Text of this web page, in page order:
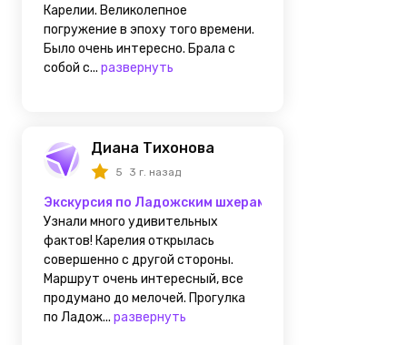
Карелии. Великолепное
погружение в эпоху того времени.
Было очень интересно. Брала с
собой с... развернуть
Диана Тихонова
5 3 г. назад
Экскурсия по Ладожским шхерам
Узнали много удивительных
фактов! Карелия открылась
совершенно с другой стороны.
Маршрут очень интересный, все
продумано до мелочей. Прогулка
по Ладож... развернуть